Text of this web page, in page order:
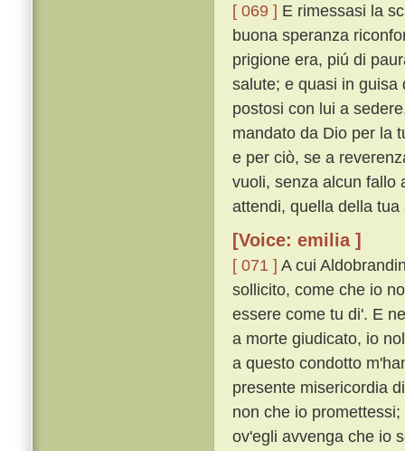
[ 069 ] E rimessasi la
buona speranza
prigione era, piú di
salute; e quasi in guisa
postosi con lui a
mandato da Dio per la
e per ciò, se a
vuoli, senza alcun fallo
attendi, quella della tua
[Voice: emilia ]
[ 071 ] A cui
sollicito, come che io
essere come tu di'. E
a morte giudicato, io
a questo condotto
presente misericordia
non che io
ov'egli avvenga che io